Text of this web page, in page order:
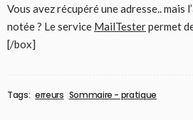
Vous avez récupéré une adresse.. mais
notée ? Le service MailTesterpermet
[/box]
Tags: erreurs Sommaire - pratique